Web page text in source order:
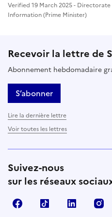
Verified 19 March 2025 -
Information (Prime Minister)
Recevoir la lettre de
Abonnement hebdomadaire
S’abonner
Lire la dernière lettre
Voir toutes les lettres
Suivez-nous
sur les réseaux
FacebookTikTok LinkedIn